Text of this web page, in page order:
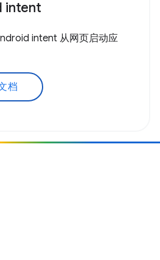
intent
intent 从网页启动应
档